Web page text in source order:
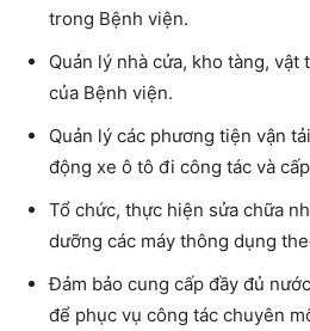
trong Bệnh viện.
Quản lý nhà cửa, kho tàng,
của Bệnh viện.
Quản lý các phương tiện vận
động xe ô tô đi công tác và
Tổ chức, thực hiện sửa chữa
dưỡng các máy thông dụng
Đảm bảo cung cấp đầy đủ
để phục vụ công tác chuyên